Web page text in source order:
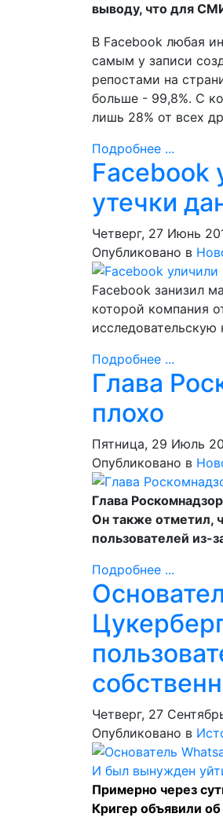
выводу, что для
В Facebook любая
самым у записи
репостами на
больше - 99,8%. С
лишь 28% от всех
Подробнее ...
Facebook
утечки
Четверг, 27 Июнь
Опубликовано в
Facebook занизил
которой компания
Подробнее ...
Глава
плохо
Пятница, 29 Июль
Опубликовано в
Глава
Он также отметил,
пользователей из-
Подробнее ...
Четверг, 27
Опубликовано в
Примерно через
Кригер объявили